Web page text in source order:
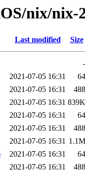
nix/nix-
Last modified Size
-
2021-07-05 16:31
64
2021-07-05 16:31
488
2021-07-05 16:31 839K
2021-07-05 16:31
64
2021-07-05 16:31
488
2021-07-05 16:31 1.1M
2021-07-05 16:31
64
2021-07-05 16:31
488